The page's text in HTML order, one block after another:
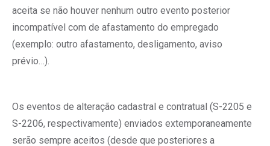
aceita se não houver nenhum outro evento posterior
incompatível com de afastamento do empregado
(exemplo: outro afastamento, desligamento, aviso
prévio…).
Os eventos de alteração cadastral e contratual (S-2205 e
S-2206, respectivamente) enviados extemporaneamente
serão sempre aceitos (desde que posteriores a